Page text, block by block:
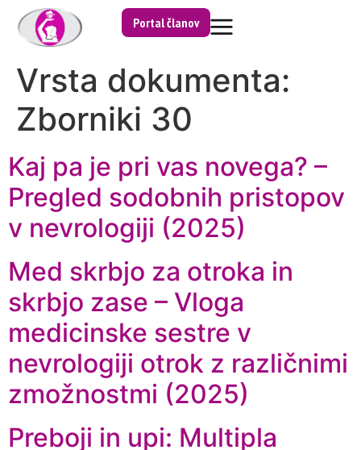
Portal članov
Vrsta dokumenta:
Zborniki 30
Kaj pa je pri vas novega? –
Pregled sodobnih pristopov
v nevrologiji (2025)
Med skrbjo za otroka in
skrbjo zase – Vloga
medicinske sestre v
nevrologiji otrok z različnimi
zmožnostmi (2025)
Preboji in upi: Multipla